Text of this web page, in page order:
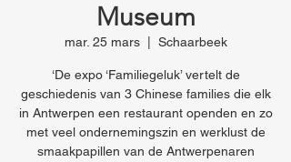
Museum
mar. 25 mars
  |
Schaarbeek
‘De expo ‘Familiegeluk’ vertelt de
geschiedenis van 3 Chinese families die elk
in Antwerpen een restaurant openden en zo
met veel ondernemingszin en werklust de
smaakpapillen van de Antwerpenaren